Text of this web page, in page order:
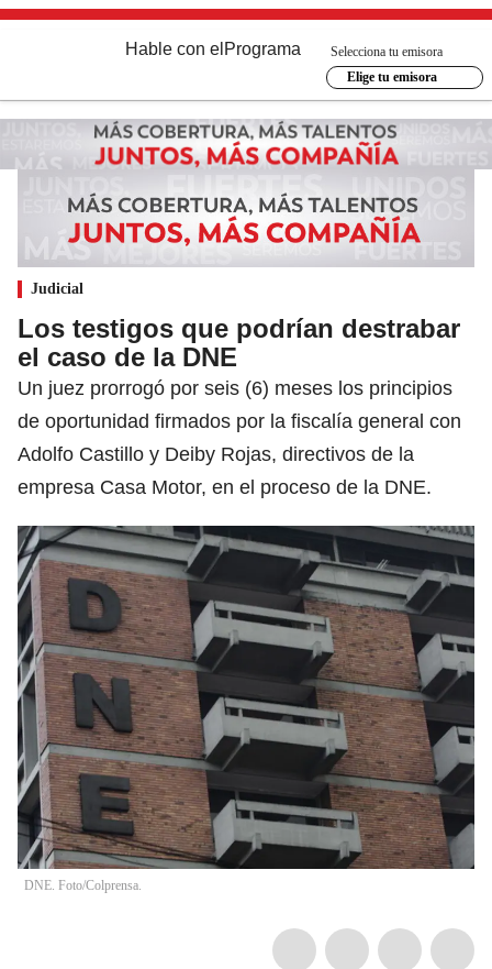
Hable con el Programa
Selecciona tu emisora
Elige tu emisora
Judicial
Los testigos que podrían destrabar
el caso de la DNE
Un juez prorrogó por seis (6) meses los principios
de oportunidad firmados por la fiscalía general con
Adolfo Castillo y Deiby Rojas, directivos de la
empresa Casa Motor, en el proceso de la DNE.
DNE. Foto/Colprensa.